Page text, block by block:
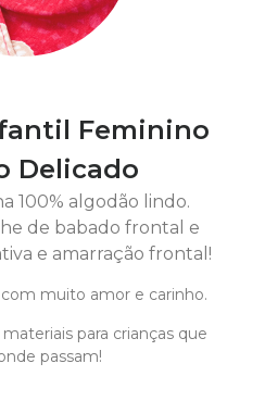
Feminino
Delicado
100% algodão lindo.
de babado frontal e
e amarração frontal!
muito amor e carinho.
para crianças que
passam!